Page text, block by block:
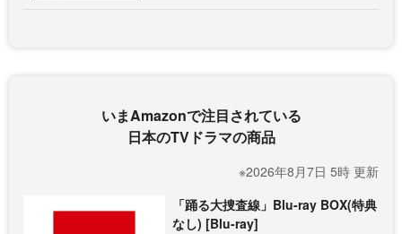
いまAmazonで注目されている
日本のTVドラマの商品
※2026年8月7日 5時 更新
「踊る大捜査線」Blu-ray BOX(特典
なし) [Blu-ray]